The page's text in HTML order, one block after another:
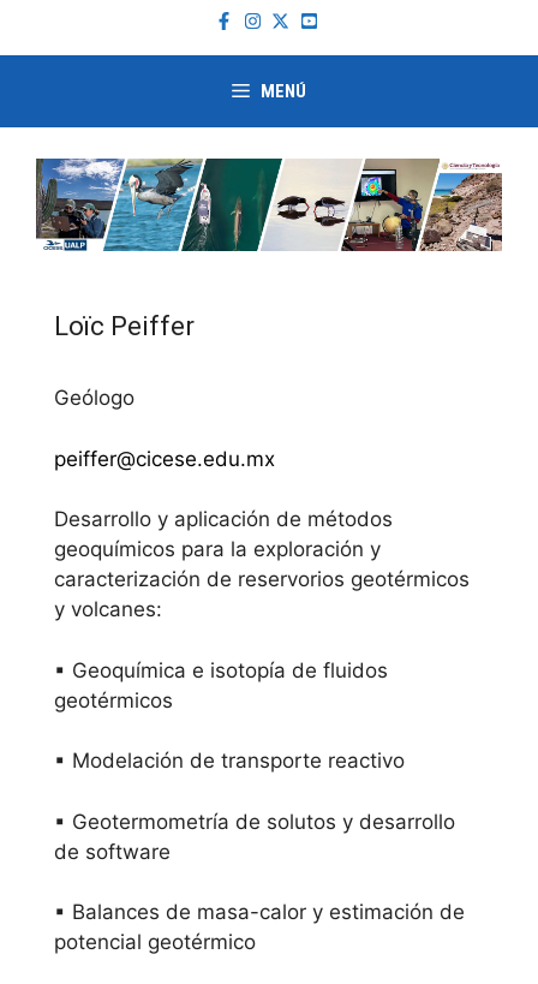
MENÚ
Loïc Peiffer
Geólogo
peiffer@cicese.edu.mx
Desarrollo y aplicación de métodos
geoquímicos para la exploración y
caracterización de reservorios geotérmicos
y volcanes:
▪ Geoquímica e isotopía de fluidos
geotérmicos
▪ Modelación de transporte reactivo
▪ Geotermometría de solutos y desarrollo
de software
▪ Balances de masa-calor y estimación de
potencial geotérmico